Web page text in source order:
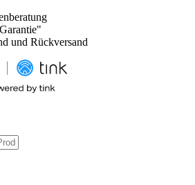
und Rückversand